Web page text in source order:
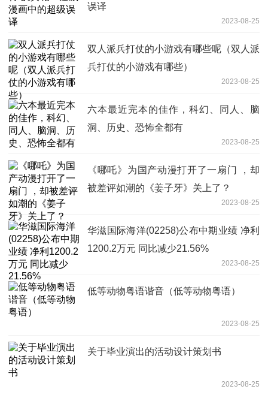
误译
2023-08-25
双人派兵打仗的小游戏有哪些呢（双人派
兵打仗的小游戏有哪些）
2023-08-25
六本最近完本的佳作，科幻、同人、脑
洞、历史、恐怖全都有
2023-08-25
《哪吒》为国产动漫打开了一扇门 ，却
被差评如潮的《姜子牙》关上了？
2023-08-25
华滋国际海洋(02258)公布中期业绩 净利
1200.2万元 同比减少21.56%
2023-08-25
低等动物粤语谐音（低等动物粤语）
2023-08-25
关于毕业演出的活动设计策划书
2023-08-25